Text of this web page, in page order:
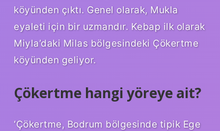
köyünden çıktı. Genel olarak, Mukla
eyaleti için bir uzmandır. Kebap ilk olarak
Miyla’daki Milas bölgesindeki Çökertme
köyünden geliyor.
Çökertme hangi yöreye ait?
‘Çökertme, Bodrum bölgesinde tipik Ege